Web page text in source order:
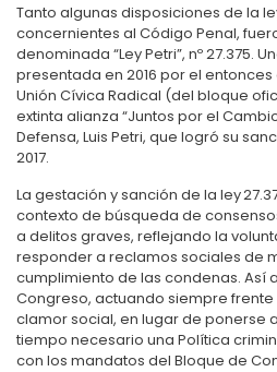
Tanto algunas disposiciones de la
concernientes al Código Penal,
denominada “Ley Petri”, nº 27.375.
presentada en 2016 por el
Unión Cívica Radical (del bloque
extinta alianza “Juntos por el
Defensa, Luis Petri, que logró su
2017.
La gestación y sanción de la ley
contexto de búsqueda de
a delitos graves, reflejando la
responder a reclamos sociales de
cumplimiento de las condenas. Así
Congreso, actuando siempre
clamor social, en lugar de ponerse
tiempo necesario una Política
con los mandatos del Bloque de